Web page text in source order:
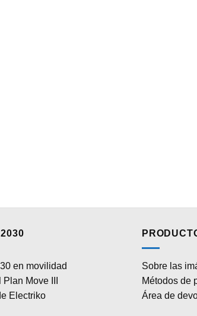
en movilidad
Move III
Electriko
Sobre las
Métodos de
Área de